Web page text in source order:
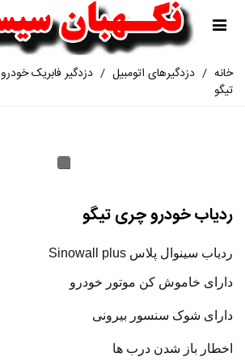
خانه / دزدگیرهای اتومبیل / دزدگیر فابریک خودرو
تیگو
ردیاب خودرو چری تیگو
ردیاب سینوال پلاس Sinowall plus
دارای خاموش کن موتور خودرو
دارای شوک سنسور بیرونی
اخطار باز شدن درب ها